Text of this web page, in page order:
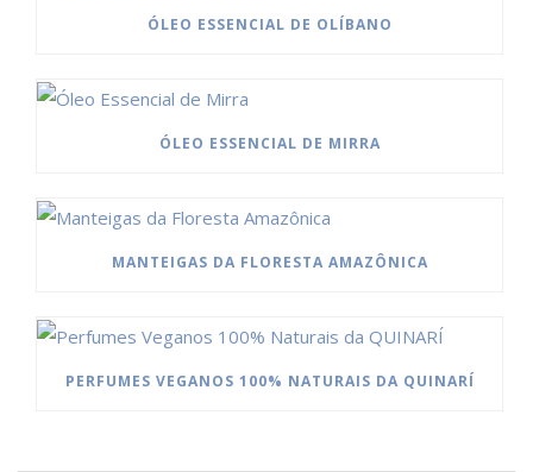
ÓLEO ESSENCIAL DE OLÍBANO
ÓLEO ESSENCIAL DE MIRRA
MANTEIGAS DA FLORESTA AMAZÔNICA
PERFUMES VEGANOS 100% NATURAIS DA QUINARÍ